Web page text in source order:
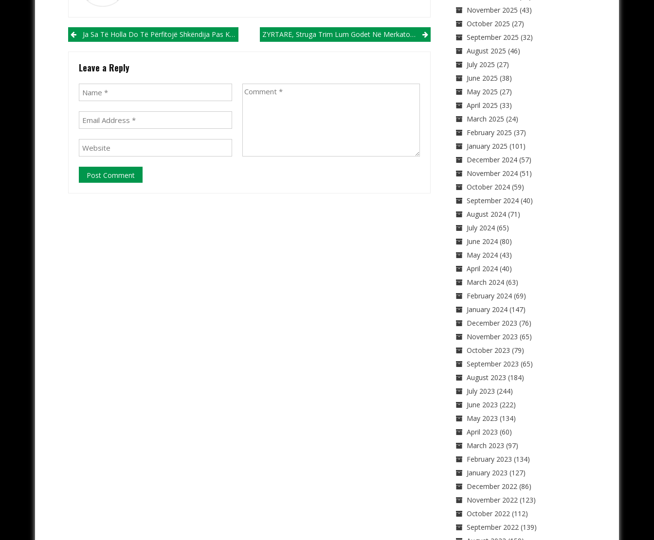
Post navigation
Ja Sa Të Holla Do Të Përfitojë Shkëndija Pas Kalimit Në Raundin E Dytë Të Ligës Së Kampionëve ZYRTARE, Struga Trim Lum Godet Në Merkato, Prezanton Mbrojtësin Grek, Mazoulouxis
Leave a Reply
November 2025 (43)
October 2025 (27)
September 2025 (32)
August 2025 (46)
July 2025 (27)
June 2025 (38)
May 2025 (27)
April 2025 (33)
March 2025 (24)
February 2025 (37)
January 2025 (101)
December 2024(57)
November 2024(51)
October 2024(59)
September 2024(40)
August 2024(71)
July 2024(65)
June 2024(80)
May 2024(43)
April 2024(40)
March 2024(63)
February 2024(69)
January 2024(147)
December 2023 (76)
November 2023 (65)
October 2023 (79)
September 2023 (65)
August 2023 (184)
July 2023 (244)
June 2023 (222)
May 2023 (134)
April 2023 (60)
March 2023 (97)
February 2023 (134)
January 2023 (127)
December 2022(86)
November 2022(123)
October 2022(112)
September 2022(139)